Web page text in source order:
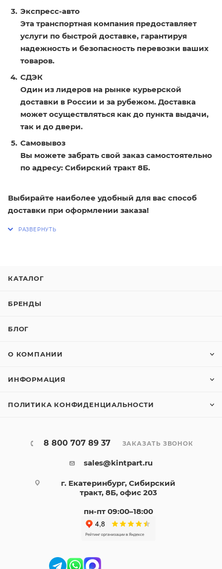
Экспресс-авто
Эта транспортная компания предоставляет
услуги по быстрой доставке, гарантируя
надежность и безопасность перевозки ваших
товаров.
СДЭК
Один из лидеров на рынке курьерской
доставки в России и за рубежом. Доставка
может осуществляться как до пункта выдачи,
так и до двери.
Самовывоз
Вы можете забрать свой заказ самостоятельно
по адресу: Сибирский тракт 8Б.
Выбирайте наиболее удобный для вас способ
доставки при оформлении заказа!
КАТАЛОГ
БРЕНДЫ
БЛОГ
О КОМПАНИИ
ИНФОРМАЦИЯ
ПОЛИТИКА КОНФИДЕНЦИАЛЬНОСТИ
8 800 707 89 37 ЗАКАЗАТЬ ЗВОНОК
sales@kintpart.ru
г. Екатеринбург, Сибирский
тракт, 8Б, офис 203
пн-пт 09:00–18:00